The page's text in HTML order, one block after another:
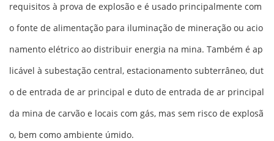
requisitos à prova de explosão e é usado principalmente com
o fonte de alimentação para iluminação de mineração ou acio
namento elétrico ao distribuir energia na mina. Também é ap
licável à subestação central, estacionamento subterrâneo, dut
o de entrada de ar principal e duto de entrada de ar principal
da mina de carvão e locais com gás, mas sem risco de explosã
o, bem como ambiente úmido.